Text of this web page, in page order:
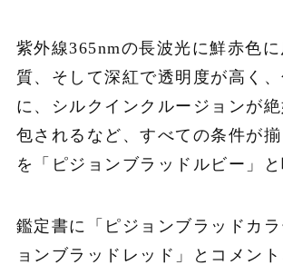
紫外線365nmの長波光に鮮赤色
質、そして深紅で透明度が高く
に、シルクインクルージョンが
包されるなど、すべての条件が
を「ピジョンブラッドルビー」と
鑑定書に「ピジョンブラッドカ
ョンブラッドレッド」とコメン